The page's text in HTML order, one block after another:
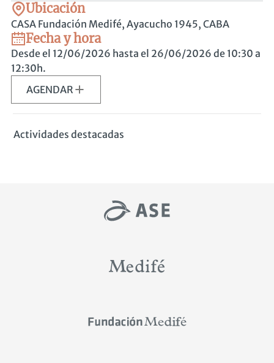
Ubicación
CASA Fundación Medifé, Ayacucho 1945, CABA
Fecha y hora
Desde el 12/06/2026 hasta el 26/06/2026 de 10:30 a
12:30h.
AGENDAR
Actividades destacadas